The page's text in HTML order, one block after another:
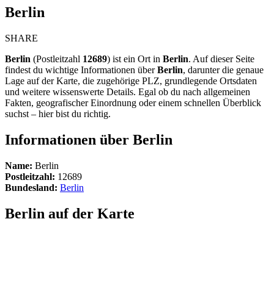
Berlin
SHARE
Berlin (Postleitzahl 12689) ist ein Ort in Berlin. Auf dieser Seite
findest du wichtige Informationen überBerlin, darunter die genaue
Lage auf der Karte, die zugehörige PLZ, grundlegende Ortsdaten
und weitere wissenswerte Details. Egal ob du nach allgemeinen
Fakten, geografischer Einordnung oder einem schnellen Überblick
suchst – hier bist du richtig.
Informationen über Berlin
Name: Berlin
Postleitzahl: 12689
Bundesland: Berlin
Berlin auf der Karte